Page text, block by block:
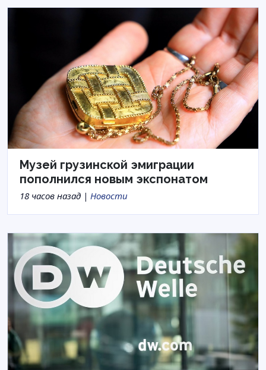
Музей грузинской эмиграции
пополнился новым экспонатом
18 часов назад | Новости